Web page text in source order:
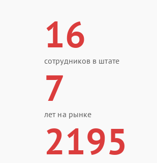
16
сотрудников в штате
7
лет на рынке
2195